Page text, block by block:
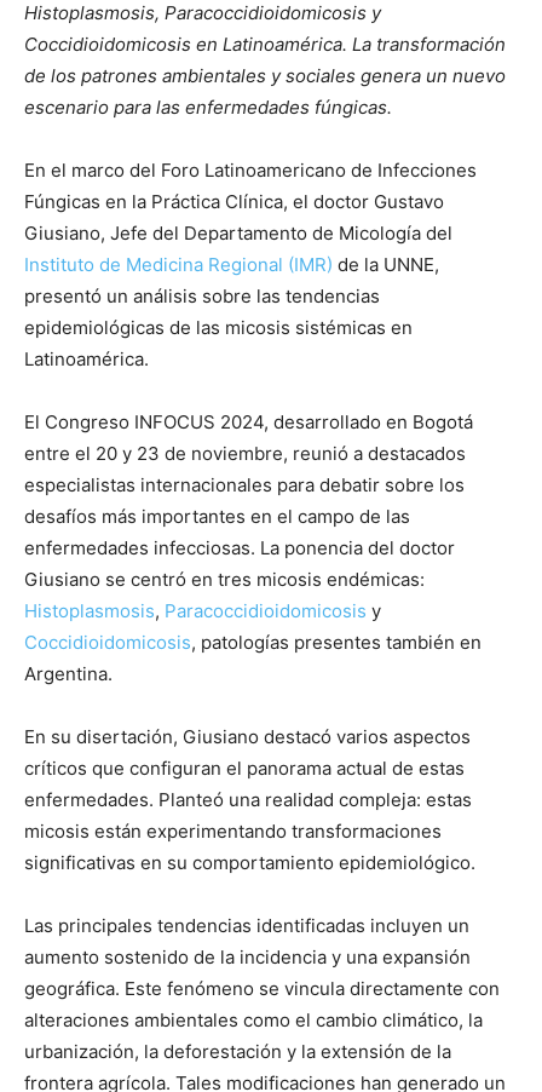
Histoplasmosis, Paracoccidioidomicosis y
Coccidioidomicosis en Latinoamérica. La transformación
de los patrones ambientales y sociales genera un nuevo
escenario para las enfermedades fúngicas.
En el marco del Foro Latinoamericano de Infecciones
Fúngicas en la Práctica Clínica, el doctor Gustavo
Giusiano, Jefe del Departamento de Micología del
Instituto de Medicina Regional (IMR) de la UNNE,
presentó un análisis sobre las tendencias
epidemiológicas de las micosis sistémicas en
Latinoamérica.
El Congreso INFOCUS 2024, desarrollado en Bogotá
entre el 20 y 23 de noviembre, reunió a destacados
especialistas internacionales para debatir sobre los
desafíos más importantes en el campo de las
enfermedades infecciosas. La ponencia del doctor
Giusiano se centró en tres micosis endémicas:
Histoplasmosis, Paracoccidioidomicosis y
Coccidioidomicosis, patologías presentes también en
Argentina.
En su disertación, Giusiano destacó varios aspectos
críticos que configuran el panorama actual de estas
enfermedades. Planteó una realidad compleja: estas
micosis están experimentando transformaciones
significativas en su comportamiento epidemiológico.
Las principales tendencias identificadas incluyen un
aumento sostenido de la incidencia y una expansión
geográfica. Este fenómeno se vincula directamente con
alteraciones ambientales como el cambio climático, la
urbanización, la deforestación y la extensión de la
frontera agrícola. Tales modificaciones han generado un